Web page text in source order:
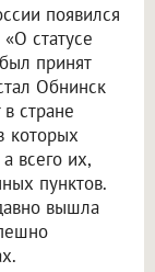
появился
статусе
принят
Обнинск
стране
которых
всего их,
пунктов.
вышла